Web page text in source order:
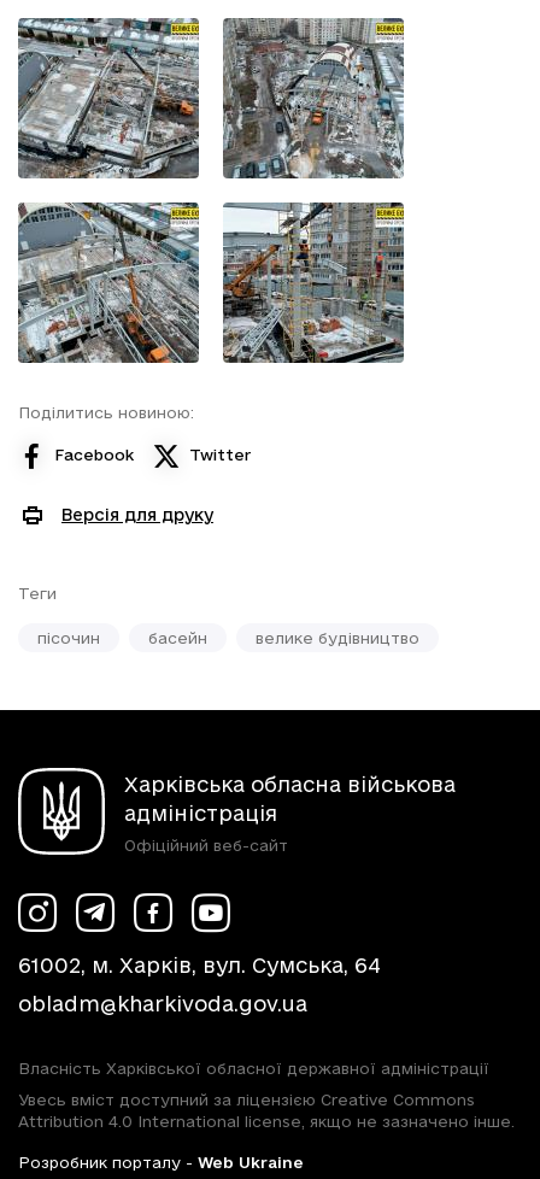
Поділитись новиною:
Facebook Twitter
Версія для друку
Теги
пісочин басейн велике будівництво
Харківська обласна військова
адміністрація
Офіційний веб-сайт
61002, м. Харків, вул. Сумська, 64
obladm@kharkivoda.gov.ua
Власність Харківської обласної державної адміністрації
Увесь вміст доступний за ліцензією Creative Commons
Attribution 4.0 International license, якщо не зазначено інше.
Розробник порталу - Web Ukraine